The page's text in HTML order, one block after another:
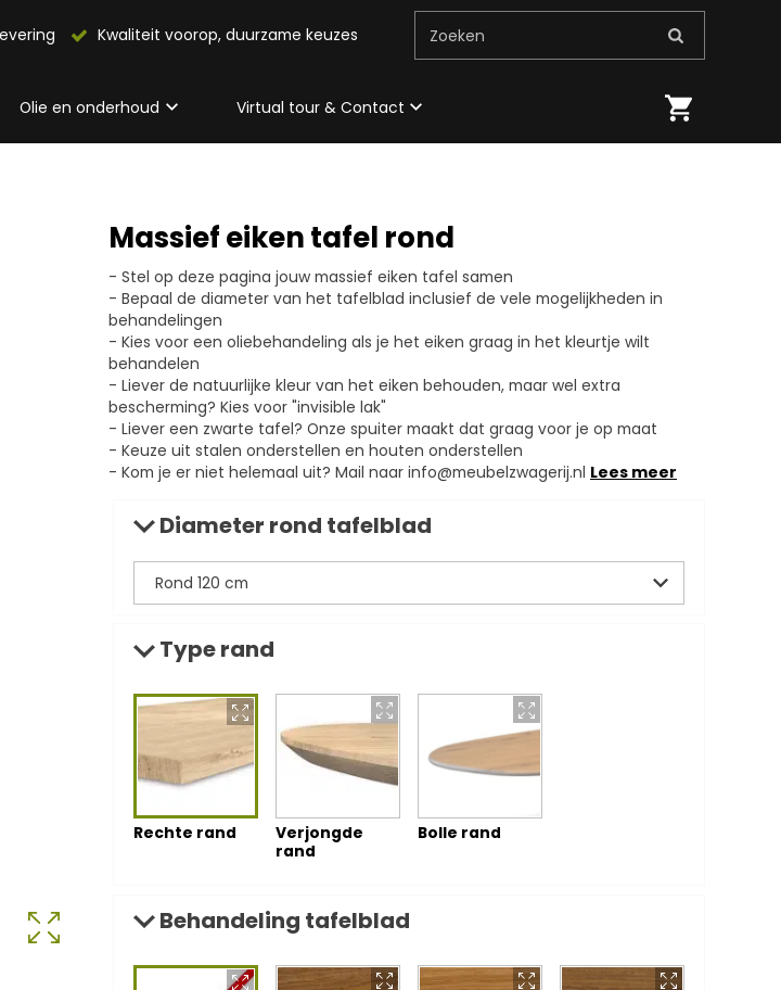
Kwaliteit voorop, duurzame keuzes Zoeken
Olie en onderhoud Virtual tour & Contact
Massief eiken tafel rond
- Stel op deze pagina jouw massief eiken tafel samen
- Bepaal de diameter van het tafelblad inclusief de vele mogelijkheden in
behandelingen
- Kies voor een oliebehandeling als je het eiken graag in het kleurtje wilt
behandelen
- Liever de natuurlijke kleur van het eiken behouden, maar wel extra
bescherming? Kies voor "invisible lak"
- Liever een zwarte tafel? Onze spuiter maakt dat graag voor je op maat
- Keuze uit stalen onderstellen en houten onderstellen
- Kom je er niet helemaal uit? Mail naar info@meubelzwagerij.nl Lees meer
Diameter rond tafelblad
Type rand
Rechte rand
Verjongde
rand
Bolle rand
Behandeling tafelblad